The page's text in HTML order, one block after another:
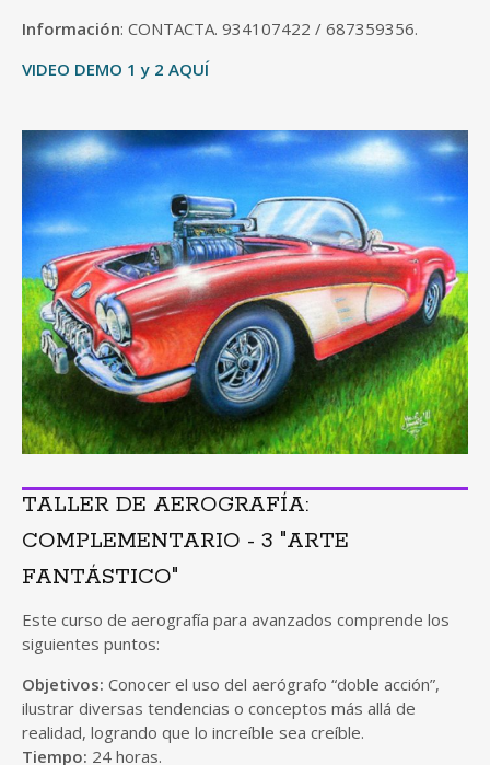
Información: CONTACTA. 934107422 / 687359356.
VIDEO DEMO 1 y 2 AQUÍ
TALLER DE AEROGRAFÍA:
COMPLEMENTARIO - 3 "ARTE
FANTÁSTICO"
Este curso de aerografía para avanzados comprende los
siguientes puntos:
Objetivos: Conocer el uso del aerógrafo “doble acción”,
ilustrar diversas tendencias o conceptos más allá de
realidad, logrando que lo increíble sea creíble.
Tiempo: 24 horas.